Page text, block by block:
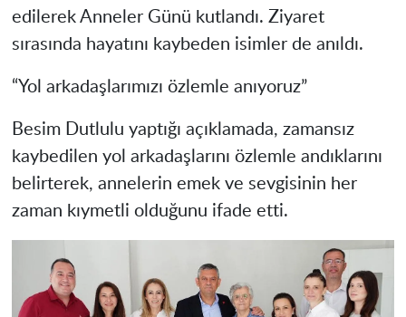
edilerek Anneler Günü kutlandı. Ziyaret
sırasında hayatını kaybeden isimler de anıldı.
“Yol arkadaşlarımızı özlemle anıyoruz”
Besim Dutlulu yaptığı açıklamada, zamansız
kaybedilen yol arkadaşlarını özlemle andıklarını
belirterek, annelerin emek ve sevgisinin her
zaman kıymetli olduğunu ifade etti.